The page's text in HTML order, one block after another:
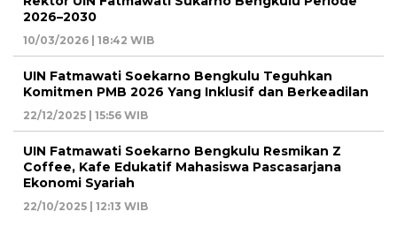
2026–2030
10/03/2026 | 18:42 WIB
UIN Fatmawati Soekarno Bengkulu Teguhkan
Komitmen PMB 2026 Yang Inklusif dan Berkeadilan
22/12/2025 | 15:56 WIB
UIN Fatmawati Soekarno Bengkulu Resmikan Z
Coffee, Kafe Edukatif Mahasiswa Pascasarjana
Ekonomi Syariah
22/10/2025 | 12:13 WIB